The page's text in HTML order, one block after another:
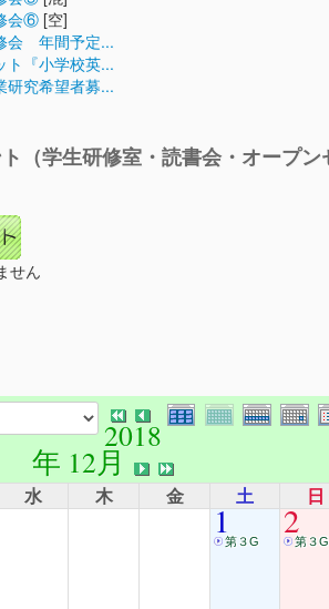
会⑥ [空]
会 年間予定...
ト『小学校英...
研究希望者募...
（学生研修室・読書会・オープン
せん
2018
年 12月
水 木 金 土 日
1第３G 2第３G